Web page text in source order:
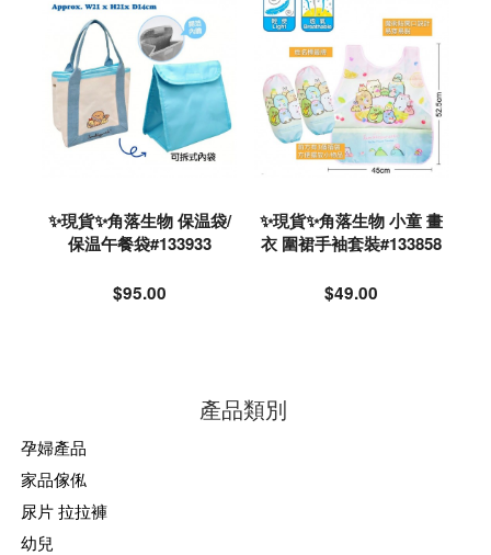
產品類別
孕婦產品
家品傢俬
尿片 拉拉褲
幼兒
✨現貨✨角落生物 保温袋/
保温午餐袋#133933
$95.00
✨現貨✨角落生物 小童 畫
衣 圍裙手袖套裝#133858
$49.00